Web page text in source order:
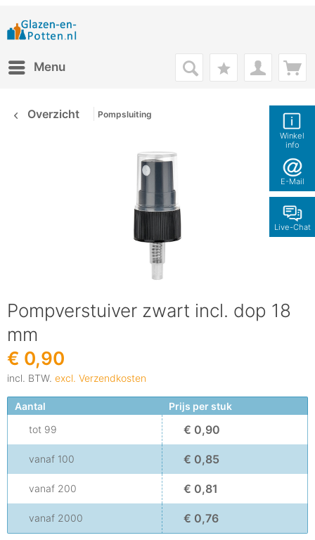
Winkel
info
E-Mail
Live-Chat
Menu
Overzicht Pompsluiting
Pompverstuiver zwart incl. dop 18
mm
€ 0,90
incl. BTW. excl. Verzendkosten
Aantal
Prijs per stuk
tot 99 € 0,90
vanaf 100 € 0,85
vanaf 200 € 0,81
vanaf 2000 € 0,76